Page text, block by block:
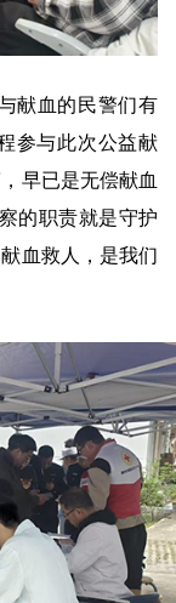
献血的民警们有
参与此次公益献
早已是无偿献血
的职责就是守护
血救人，是我们